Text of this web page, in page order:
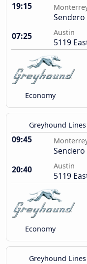
19:15
07:25
Austin
5119
Economy
Greyhound
09:45
20:40
Austin
5119
Economy
Greyhound